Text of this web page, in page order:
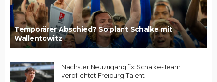
Temporärer Abschied? So plant Schalke mit
Wallentowitz
Nächster Neuzugang fix: Schalke-Team
verpflichtet Freiburg-Talent